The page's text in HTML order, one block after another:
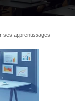
ses apprentissages